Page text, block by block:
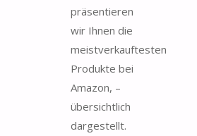
präsentieren
wir Ihnen die
meistverkauftesten
Produkte bei
Amazon, –
übersichtlich
dargestellt.